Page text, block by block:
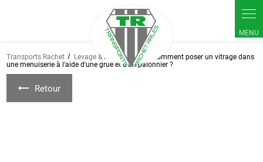
Transports Rachet Levage & manutention
Comment poser un vitrage dans
une menuiserie à l'aide d'une grue et d'un palonnier ?
Retour